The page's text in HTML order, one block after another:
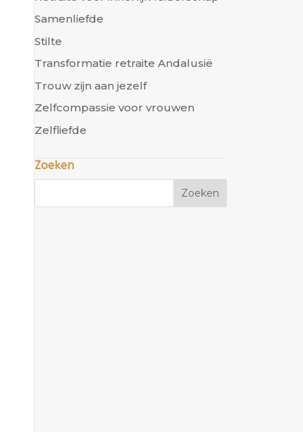
Samenliefde
Stilte
Transformatie retraite Andalusië
Trouw zijn aan jezelf
Zelfcompassie voor vrouwen
Zelfliefde
Zoeken